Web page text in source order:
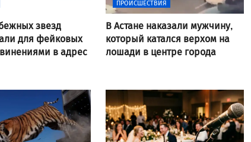
звезд
для фейковых
в адрес
ПРОИСШЕСТВИЯ
В Астане наказали мужчину,
который катался верхом на
лошади в центре города